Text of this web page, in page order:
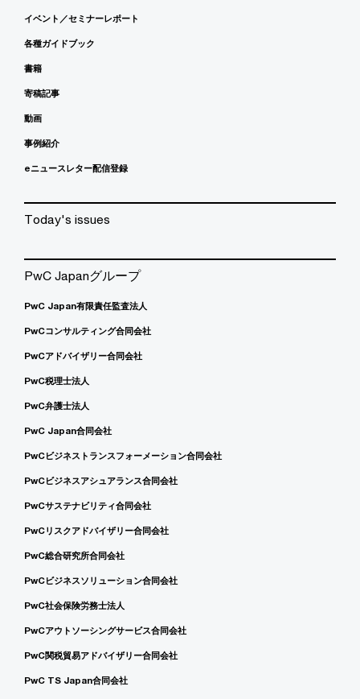
イベント／セミナーレポート
各種ガイドブック
書籍
寄稿記事
動画
事例紹介
eニュースレター配信登録
Today's issues
PwC Japanグループ
PwC Japan有限責任監査法人
PwCコンサルティング合同会社
PwCアドバイザリー合同会社
PwC税理士法人
PwC弁護士法人
PwC Japan合同会社
PwCビジネストランスフォーメーション合同会社
PwCビジネスアシュアランス合同会社
PwCサステナビリティ合同会社
PwCリスクアドバイザリー合同会社
PwC総合研究所合同会社
PwCビジネスソリューション合同会社
PwC社会保険労務士法人
PwCアウトソーシングサービス合同会社
PwC関税貿易アドバイザリー合同会社
PwC TS Japan合同会社